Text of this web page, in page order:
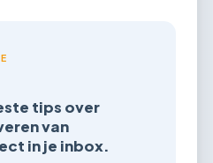
tips over
van
in je inbox.